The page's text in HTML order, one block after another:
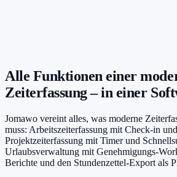
Alle Funktionen einer
Zeiterfassung – in einer
Jomawo vereint alles, was moderne
muss: Arbeitszeiterfassung mit Check-in
Projektzeiterfassung mit Timer und
Urlaubsverwaltung mit Genehmigungs-
Berichte und den Stundenzettel-Export als